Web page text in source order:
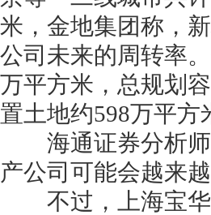
米，金地集团称，
公司未来的周转率
万平方米，总规划
置土地约598万平
海通证券分析师
产公司可能会越来
不过，上海宝华